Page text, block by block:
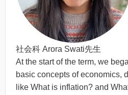
社会科 Arora Swati先生
At the start of the term, we
basic concepts of economics,
like What is inflation? and